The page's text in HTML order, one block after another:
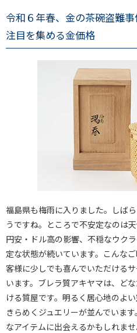
令和６年春、金の茶碗盗難事
注目を集める金価格
福島県も梅雨に入りました。しば
うですね。ところで不安定なのは
円安・ドル高の影響、不穏なウク
定な状態が続いています。こんな
客様に少しでも喜んでいただける
います。ブレラ質アキヤマは、ど
ける質屋です。明るく居心地のよ
きらめくジュエリーが並んでいま
なアイテムに出会えるかもしれま